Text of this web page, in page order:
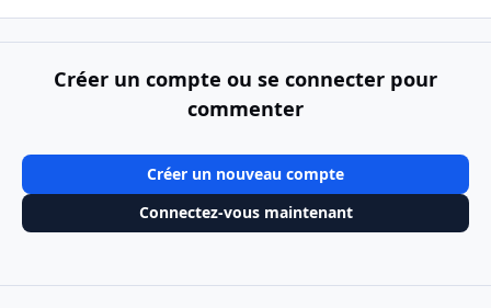
Créer un compte ou se connecter pour
commenter
Créer un nouveau compte
Connectez-vous maintenant